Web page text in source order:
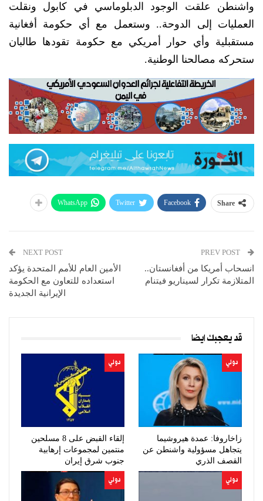
واشنطن علقت الوجود الدبلوماسي في كابول ونقلت
العمليات إلى الدوحة.. وستعمل مع أي حكومة أفغانية
مستقبلية وأي حوار أمريكي مع حكومة تقودها طالبان
ستحركه مصالحنا الوطنية.
Share
Facebook
Twitter
WhatsApp
انسحاب أمريكا من أفغانستان..
المتلازمة تكرار لسيناريو فيتنام
NEXT POST
الأمين العام للأمم المتحدة يؤكد
استعداده للتعاون مع الحكومة
الإيرانية الجديدة
قد يعجبك ايضا
دولي
زاخاروفا: عمدة هيروشيما
يتجاهل مسؤولية واشنطن عن
القصف الذري
دولي
إلقاء القبض على 8 مسلحين
منتمين لمجموعات إرهابية
جنوب شرق إيران
دولي دولي